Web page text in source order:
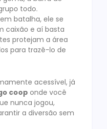
todo.
batalha, ele se
caixão e aí basta
protejam a área
para trazê-lo de
acessível, já
coop onde você
nunca jogou,
a diversão sem